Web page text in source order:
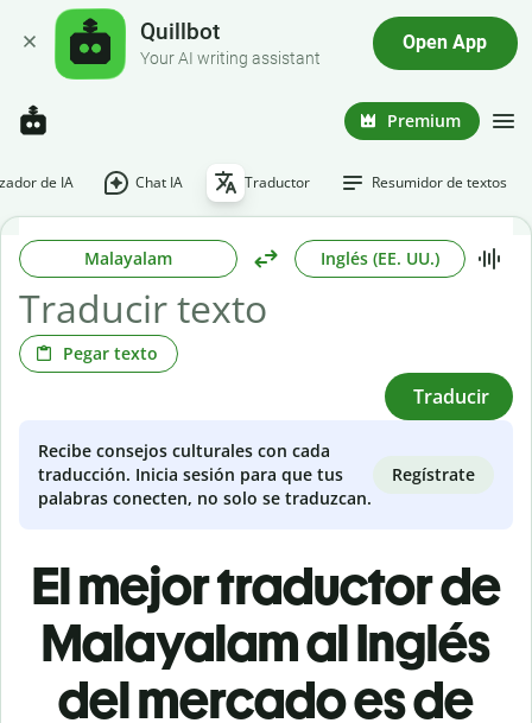
Quillbot
Your AI writing assistant
Open App
Premium
de IA Chat IA Traductor Resumidor de textos
Malayalam Inglés (EE. UU.)
Pegar texto
Traducir
Recibe consejos culturales con cada
traducción. Inicia sesión para que tus
palabras conecten, no solo se traduzcan.
Regístrate
El mejor traductor de
Malayalam al Inglés
del mercado es de